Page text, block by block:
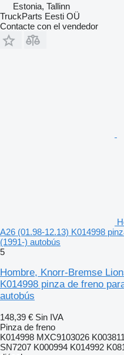
Estonia, Tallinn
TruckParts Eesti OÜ
Contacte con el vendedor
A26 (01.98-12.13) K014998
(1991-) autobús
5
Hombre, Knorr-Bremse
K014998 pinza de freno
autobús
148,39 € Sin IVA
Pinza de freno
K014998 MXC9103026
SN7207 K000994 K014992